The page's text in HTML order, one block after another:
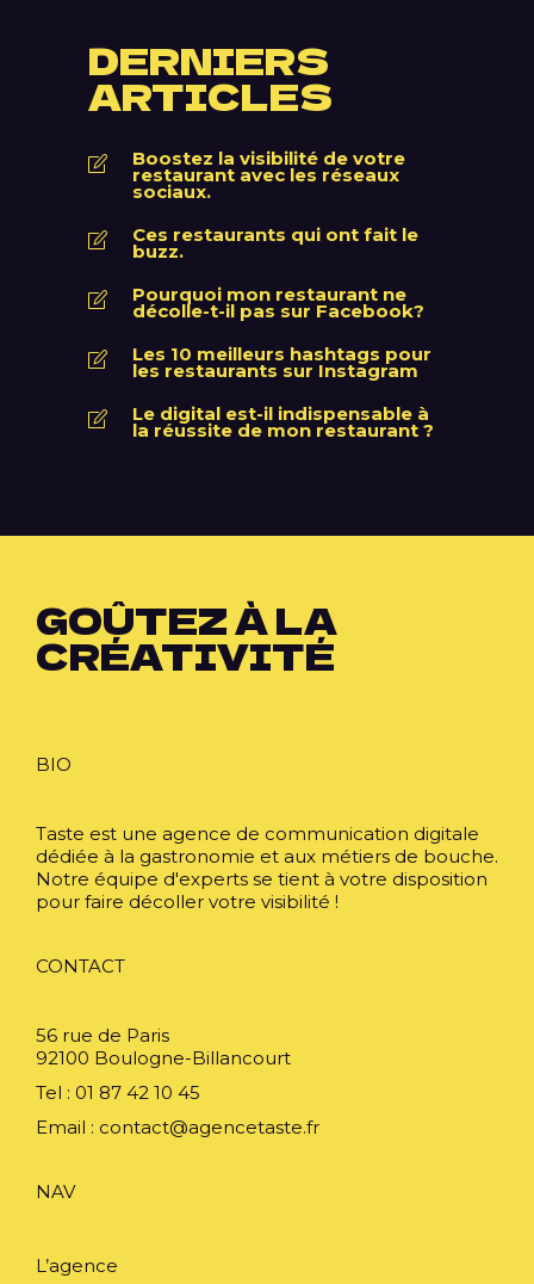
DERNIERS
ARTICLES
Boostez la visibilité de votre
restaurant avec les réseaux
sociaux.
Ces restaurants qui ont fait le
buzz.
Pourquoi mon restaurant ne
décolle-t-il pas sur Facebook?
Les 10 meilleurs hashtags pour
les restaurants sur Instagram
Le digital est-il indispensable à
la réussite de mon restaurant ?
GOÛTEZ À LA
CRÉATIVITÉ
BIO
Taste est une agence de communication digitale
dédiée à la gastronomie et aux métiers de bouche.
Notre équipe d'experts se tient à votre disposition
pour faire décoller votre visibilité !
CONTACT
56 rue de Paris
92100 Boulogne-Billancourt
Tel : 01 87 42 10 45
Email : contact@agencetaste.fr
NAV
L’agence